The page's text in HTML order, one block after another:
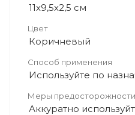
11х9,5х2,5 см
Цвет
Коричневый
Способ применения
Используйте по
Меры предосторожности
Аккуратно